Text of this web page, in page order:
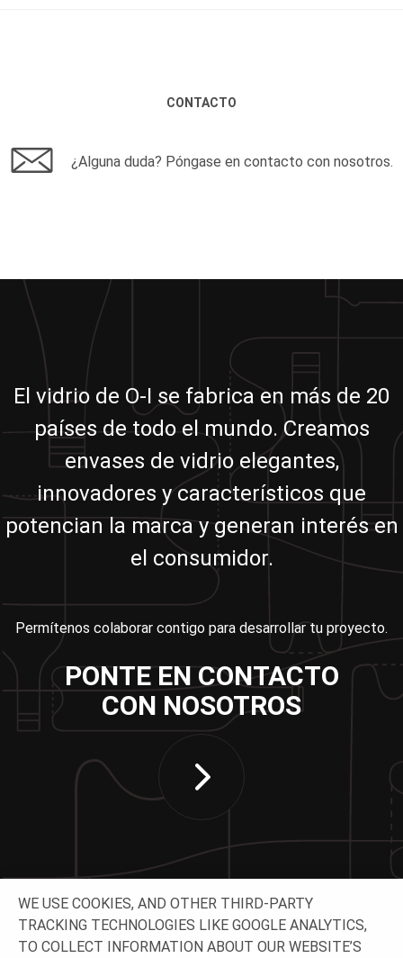
CONTACTO
¿Alguna duda? Póngase en contacto con nosotros.
El vidrio de O-I se fabrica en más de 20
países de todo el mundo. Creamos
envases de vidrio elegantes,
innovadores y característicos que
potencian la marca y generan interés en
el consumidor.
Permítenos colaborar contigo para desarrollar tu proyecto.
PONTE EN CONTACTO
CON NOSOTROS
WE USE COOKIES, AND OTHER THIRD-PARTY
TRACKING TECHNOLOGIES LIKE GOOGLE ANALYTICS,
TO COLLECT INFORMATION ABOUT OUR WEBSITE’S